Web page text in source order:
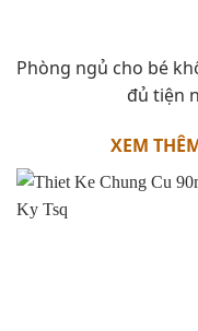
Phòng ngủ cho bé
đủ tiện
XEM